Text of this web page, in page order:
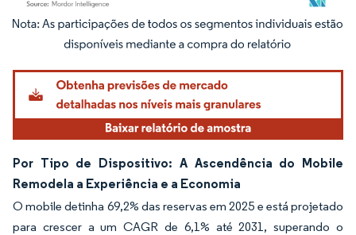
Imagem © Mordor Intelligence. O reuso requer atribuição conforme CC BY 4.0.
Por Tipo de Dispositivo: A Ascendência do Mobile
Remodela a Experiência e a Economia
O mobile detinha 69,2% das reservas em 2025 e está projetado
para crescer a um CAGR de 6,1% até 2031, superando o